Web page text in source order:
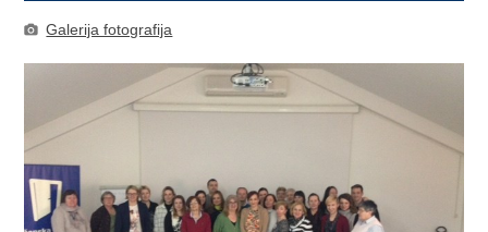
Galerija fotografija